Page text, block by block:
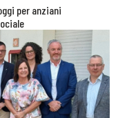
per anziani